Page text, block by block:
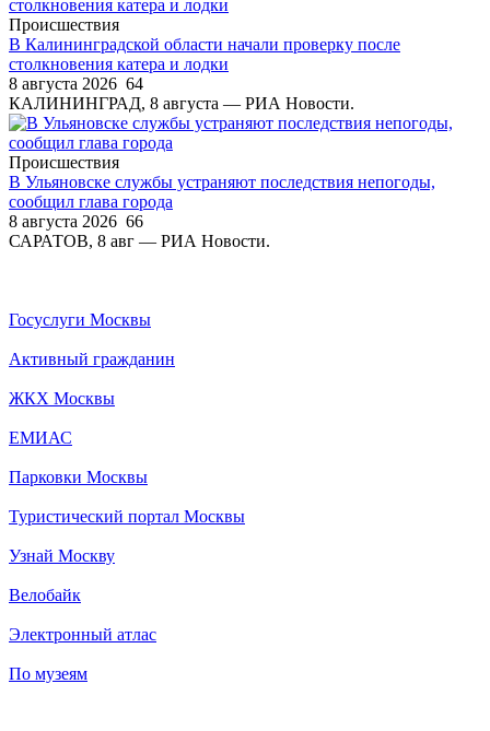
Происшествия
В Калининградской области начали проверку после
столкновения катера и лодки
8 августа 2026 64
КАЛИНИНГРАД, 8 августа — РИА Новости.
Происшествия
В Ульяновске службы устраняют последствия непогоды,
сообщил глава города
8 августа 2026 66
САРАТОВ, 8 авг — РИА Новости.
Госуслуги Москвы
Активный гражданин
ЖКХ Москвы
ЕМИАС
Парковки Москвы
Туристический портал Москвы
Узнай Москву
Велобайк
Электронный атлас
По музеям